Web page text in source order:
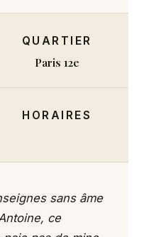
QUARTIER
Paris 12e
HORAIRES
sans âme
ce